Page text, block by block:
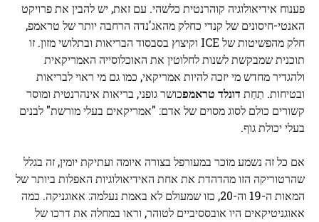
פענוח אידיאולוגיה קוהרנטית כלשהי. עם זאת, יש להבין את פרויקט
האנטי-חיסונים של קנדי ​​כחלק מהאג'נדה הרחבה יותר של טראמפ,
חלק מהפשיטות של ICE וקיצוץ בסבסוד הבריאות ובתלושי מזון. זו
תוכנית שמבקשת לשנות לחלוטין את האוכלוסייה האמריקאית
ולהגדיר מחדש מי יזכה להיות אמריקאי, כמו גם מי ראוי לבריאות
ובטיחות. תַחַת דונלד טראמפכושר גופני, בריאות אינהרנטית ומוסר
קשורים כולם לסוג מסוים של אדם: "אמריקאים בעלי מורשת" לבנים
בעלי יכולת גוף.
אם כל זה נשמע מוכר במעורפל בצורה איומה ועתיקת יומין, זה בגלל
שהרטוריקה הזו מהדהדת את אחת האידיאולוגיות האפלות ביותר של
המאות ה-19 וה-20, כזו שמעולם לא באמת נעלמה: אאוגניקה. כמה
אאוגניטיקאים היו אובססיביים לטוהר, וראו במחלה את דרכו של